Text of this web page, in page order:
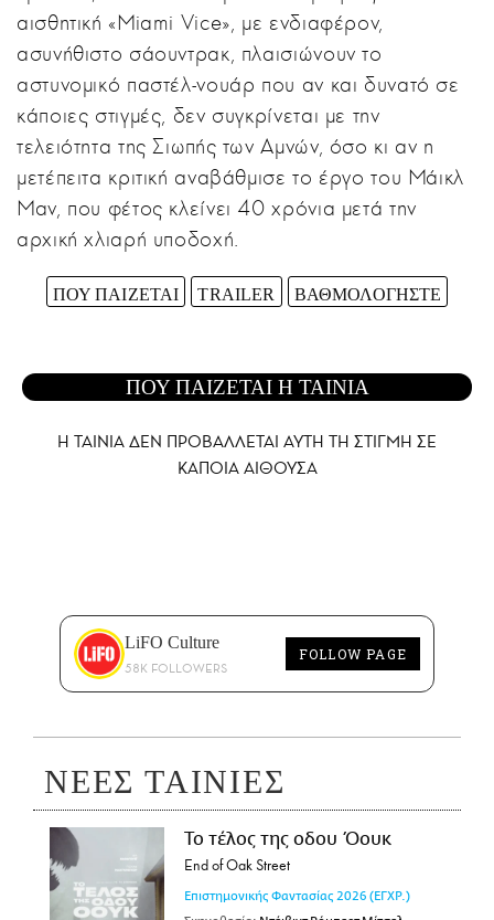
αισθητική «Miami Vice», με ενδιαφέρον,
ασυνήθιστο σάουντρακ, πλαισιώνουν το
αστυνομικό παστέλ-νουάρ που αν και δυνατό σε
κάποιες στιγμές, δεν συγκρίνεται με την
τελειότητα της Σιωπής των Αμνών, όσο κι αν η
μετέπειτα κριτική αναβάθμισε το έργο του Μάικλ
Μαν, που φέτος κλείνει 40 χρόνια μετά την
αρχική χλιαρή υποδοχή.
ΠΟΥ ΠΑΙΖΕΤΑΙ TRAILER ΒΑΘΜΟΛΟΓΗΣΤΕ
ΠΟΥ ΠΑΙΖΕΤΑΙ Η ΤΑΙΝΙΑ
Η ΤΑΙΝΙΑ ΔΕΝ ΠΡΟΒΑΛΛΕΤΑΙ AYTH ΤΗ ΣΤΙΓΜΗ ΣΕ
ΚΑΠΟΙΑ ΑΙΘΟΥΣΑ
LiFO Culture
58K FOLLOWERS
FOLLOW PAGE
ΝΕΕΣ ΤΑΙΝΙΕΣ
Το τέλος της οδου Όουκ
End of Oak Street
Επιστημονικής Φαντασίας 2026 (ΕΓΧΡ.)